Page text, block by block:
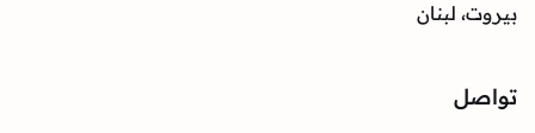
بيروت، لبنان
تواصل